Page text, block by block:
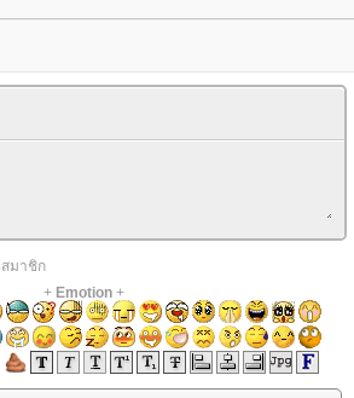
สมาชิก
+ Emotion+